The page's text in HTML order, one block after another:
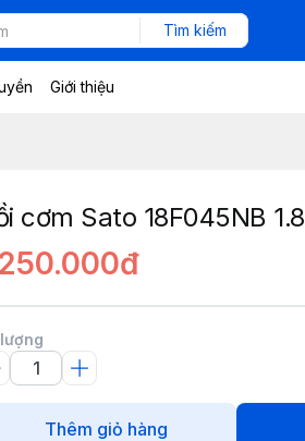
Tìm kiếm
Giới thiệu
cơm Sato 18F045NB
Thêm giỏ hàng